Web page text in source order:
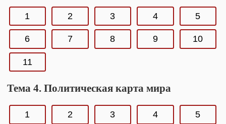
1 2 3 4 5
6 7 8 9 10
11
Тема 4. Политическая карта мира
1 2 3 4 5